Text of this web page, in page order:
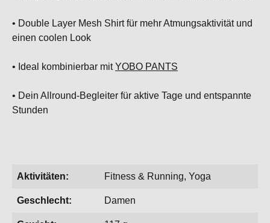
• Double Layer Mesh Shirt für mehr Atmungsaktivität und
einen coolen Look
• Ideal kombinierbar mitYOBO PANTS
• Dein Allround-Begleiter für aktive Tage und entspannte
Stunden
Aktivitäten: Fitness & Running, Yoga
Geschlecht: Damen